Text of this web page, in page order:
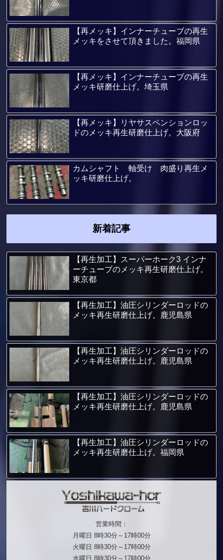
【再メッキ】インナーチューブの再生
メッキをさせて頂きました。福岡県
【再メッキ】インナーチューブの再生
メッキ研磨仕上げ。埼玉県
【再メッキ】リヤサスペンションロッ
ドのメッキ再生研磨仕上げ。大阪府
カムシャフト 軸受け 肉盛り再生メ
ッキ研磨仕上げ。
新着記事
【再生加工】スーパーホーク3 インナ
ーチューブのメッキ再生研磨仕上げ。
東京都
【再生加工】油圧シリンダーロッドの
メッキ再生研磨仕上げ。鹿児島県
【再生加工】油圧シリンダーロッドの
メッキ再生研磨仕上げ。鹿児島県
【再生加工】油圧シリンダーロッドの
メッキ再生研磨仕上げ。鹿児島県
【再生加工】油圧シリンダーロッドの
メッキ再生研磨仕上げ。福岡県
営業時間：
月曜日 8時30分～17時00分
火曜日 8時30分～17時00分
水曜日 8時30分～17時00分